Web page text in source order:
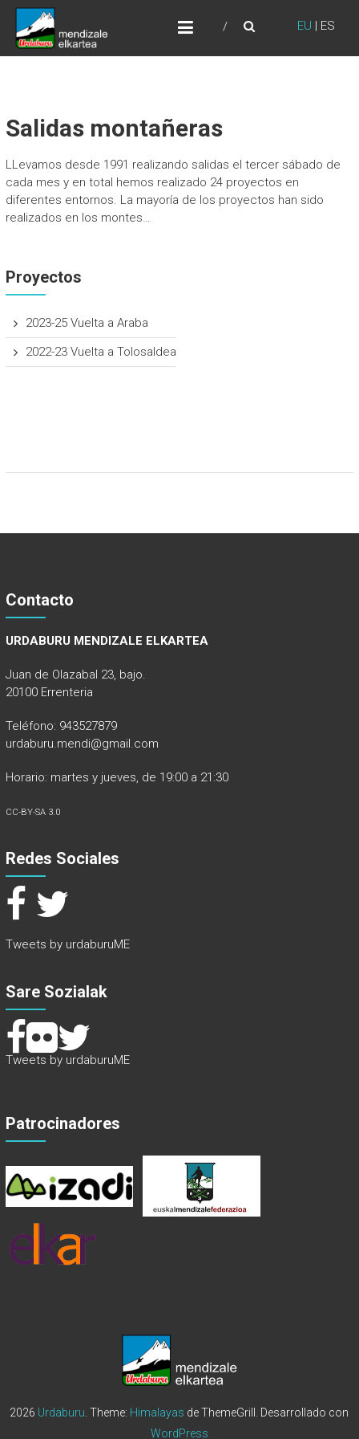
Skip
content
EU | ES
URDABURU
Grupo de Montaña
Salidas montañeras
LLevamos desde 1991 realizando salidas el tercer sábado de
cada mes y en total hemos realizado 24 proyectos en
diferentes entornos. La mayoría de los proyectos han sido
realizados en los montes…
Proyectos
2023-25 Vuelta a Araba
2022-23 Vuelta a Tolosaldea
Contacto
URDABURU MENDIZALE ELKARTEA
Juan de Olazabal 23, bajo.
20100 Errenteria
Teléfono: 943527879
urdaburu.mendi@gmail.com
Horario: martes y jueves, de 19:00 a 21:30
CC-BY-SA 3.0
Redes Sociales
Tweets by urdaburuME
Sare Sozialak
Tweets by urdaburuME
Patrocinadores
2026 Urdaburu . Theme: Himalayas de ThemeGrill. Desarrollado con
WordPress